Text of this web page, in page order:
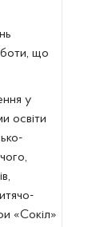
що
у
освіти
«Сокіл»